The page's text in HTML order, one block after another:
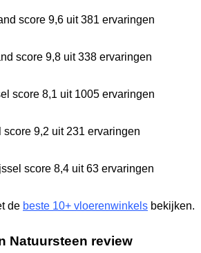
score 9,6 uit 381 ervaringen
score 9,8 uit 338 ervaringen
score 8,1 uit 1005 ervaringen
score 9,2 uit 231 ervaringen
score 8,4 uit 63 ervaringen
de beste 10+ vloerenwinkels bekijken.
Natuursteen review